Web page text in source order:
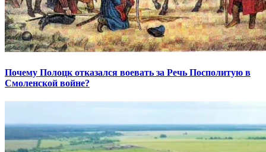
Почему Полоцк отказался воевать за Речь Посполитую в
Смоленской войне?